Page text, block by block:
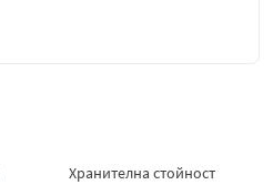
Хранителна стойност